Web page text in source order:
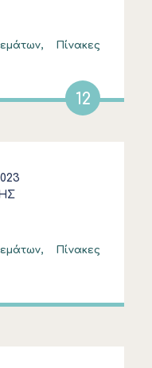
Πίνακες
12
Πίνακες